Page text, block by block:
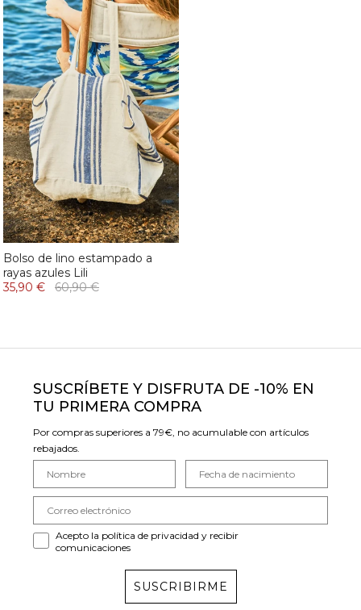
Bolso de lino estampado a
rayas azules Lili
35,90 €
60,90 €
SUSCRÍBETE Y DISFRUTA DE -10% EN
TU PRIMERA COMPRA
Por compras superiores a 79€, no acumulable con artículos
rebajados.
Acepto la política de privacidad y recibir
comunicaciones
SUSCRIBIRME